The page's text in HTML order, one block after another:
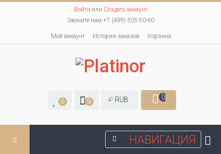
Войти или Создать аккаунт
Звоните нам +7 (499) 505-50-60
Мой аккаунт История заказов Корзина
0 0 ₽ RUB 0
НАВИГАЦИЯ